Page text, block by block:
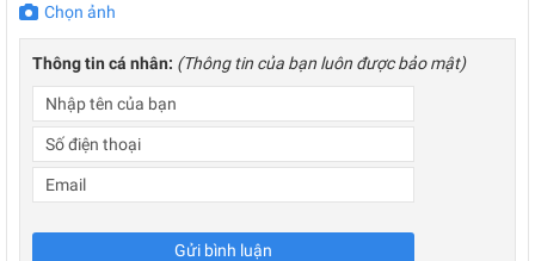
Chọn ảnh
Thông tin cá nhân: (Thông tin của bạn luôn được bảo mật)
Gửi bình luận